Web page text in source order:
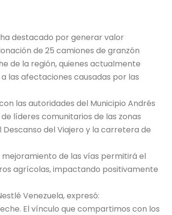
destacado por generar valor
de 25 camiones de granzón
de la región, quienes actualmente
las afectaciones causadas por las
las autoridades del Municipio Andrés
líderes comunitarios de las zonas
del Viajero y la carretera de
de las vías permitirá el
agrícolas, impactando positivamente
Venezuela, expresó:
El vínculo que compartimos con los